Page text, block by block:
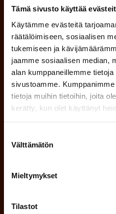
Tämä sivusto käyttää
Käytämme evästeitä
räätälöimiseen, sosiaalisen
tukemiseen ja
jaamme sosiaalisen median,
alan kumppaneillemme
sivustoamme.
tietoja muihin tietoihin, joita
kerätty, kun olet käyttänyt
valinta
Välttämätön
Mieltymykset
Tilastot
SUOMI RUOTSI
Hyväksyn tietojeni
SAK:n